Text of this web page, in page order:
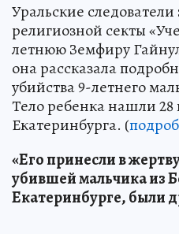
Уральские
религиозной секты
летнюю Земфиру
она рассказала
убийства 9-летнего
Тело ребенка нашли 28
Екатеринбурга. (
«Его принесли в
убившей мальчика из
Екатеринбурге, были